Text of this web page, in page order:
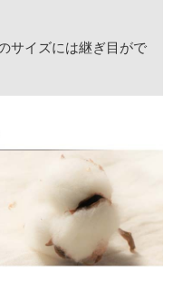
サイズには継ぎ目がで